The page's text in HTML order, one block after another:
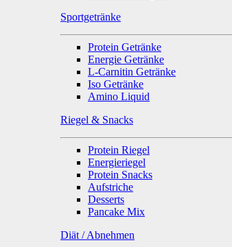
Sportgetränke
Protein Getränke
Energie Getränke
L-Carnitin Getränke
Iso Getränke
Amino Liquid
Riegel & Snacks
Protein Riegel
Energieriegel
Protein Snacks
Aufstriche
Desserts
Pancake Mix
Diät / Abnehmen